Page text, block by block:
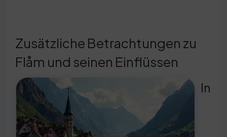
Zusätzliche Betrachtungen zu
Flåm und seinen Einflüssen
In